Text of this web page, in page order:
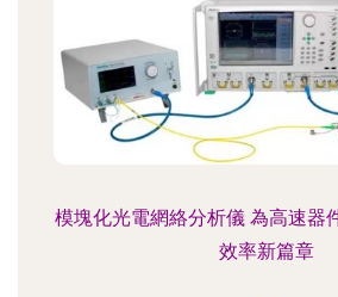
模塊化光電網絡分析儀 為高速器
效率新篇章